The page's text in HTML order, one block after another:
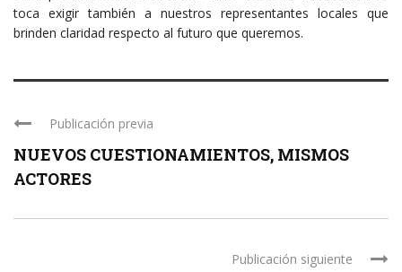
toca exigir también a nuestros representantes locales que
brinden claridad respecto al futuro que queremos.
Publicación previa
NUEVOS CUESTIONAMIENTOS, MISMOS
ACTORES
Publicación siguiente